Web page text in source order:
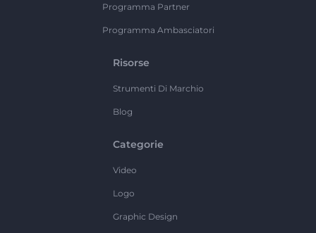
Programma Partner
Programma Ambasciatori
Risorse
Strumenti Di Marchio
Blog
Categorie
Video
Logo
Graphic Design